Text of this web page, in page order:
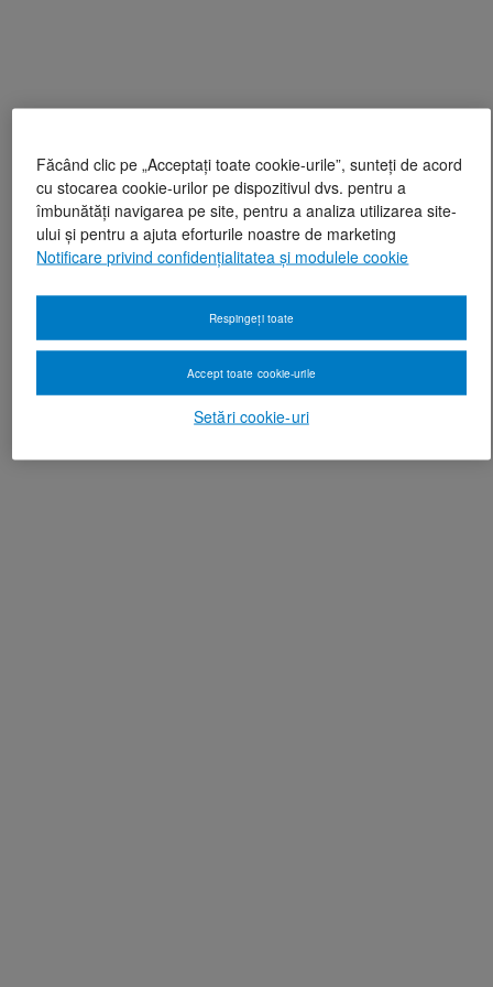
Făcând clic pe „Acceptați toate cookie-urile”, sunteți de acord
cu stocarea cookie-urilor pe dispozitivul dvs. pentru a
îmbunătăți navigarea pe site, pentru a analiza utilizarea site-
ului și pentru a ajuta eforturile noastre de marketing
Notificare privind confidențialitatea și modulele cookie
Setări cookie-uri
Respingeți toate
Accept toate cookie-urile